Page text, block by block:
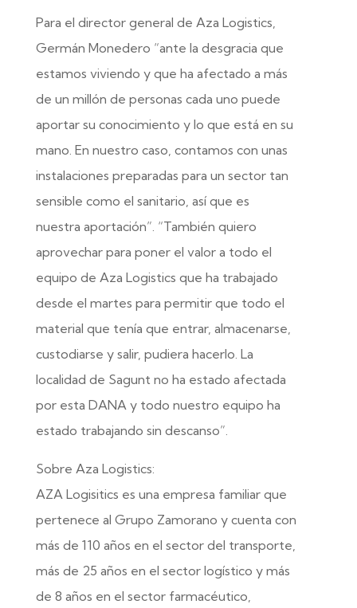
Para el director general de Aza Logistics,
Germán Monedero “ante la desgracia que
estamos viviendo y que ha afectado a más
de un millón de personas cada uno puede
aportar su conocimiento y lo que está en su
mano. En nuestro caso, contamos con unas
instalaciones preparadas para un sector tan
sensible como el sanitario, así que es
nuestra aportación”. “También quiero
aprovechar para poner el valor a todo el
equipo de Aza Logistics que ha trabajado
desde el martes para permitir que todo el
material que tenía que entrar, almacenarse,
custodiarse y salir, pudiera hacerlo. La
localidad de Sagunt no ha estado afectada
por esta DANA y todo nuestro equipo ha
estado trabajando sin descanso”.
Sobre Aza Logistics:
AZA Logisitics es una empresa familiar que
pertenece al Grupo Zamorano y cuenta con
más de 110 años en el sector del transporte,
más de 25 años en el sector logístico y más
de 8 años en el sector farmacéutico,